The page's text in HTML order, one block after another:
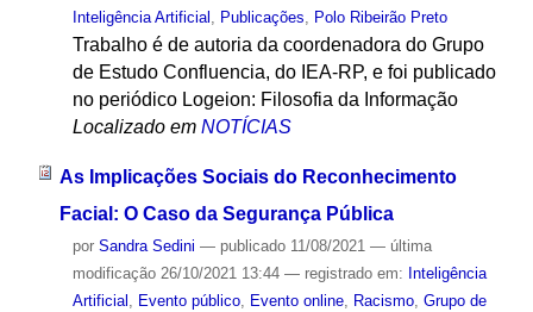
Inteligência Artificial
Publicações Polo Ribeirão Preto
Trabalho é de autoria da coordenadora do Grupo
de Estudo Confluencia, do IEA-RP, e foi publicado
no periódico Logeion: Filosofia da Informação
Localizado em NOTÍCIAS
As Implicações Sociais do Reconhecimento
Facial: O Caso da Segurança Pública
por Sandra Sedini — publicado11/08/2021 — última
modificação26/10/2021 13:44 — registrado em: Inteligência
Artificial , Evento público, Evento online, Racismo, Grupo de